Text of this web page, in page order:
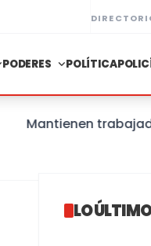
PODERES POLÍTICA
Mantienen
LO ÚLTIMO